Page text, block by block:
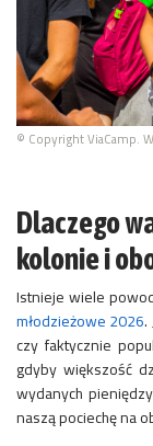
© Copyright ViaCamp.
Dlaczego
kolonie i
Istnieje wiele
młodzieżowe 2026.
czy faktycznie
gdyby większość
wydanych
naszą pociechę na